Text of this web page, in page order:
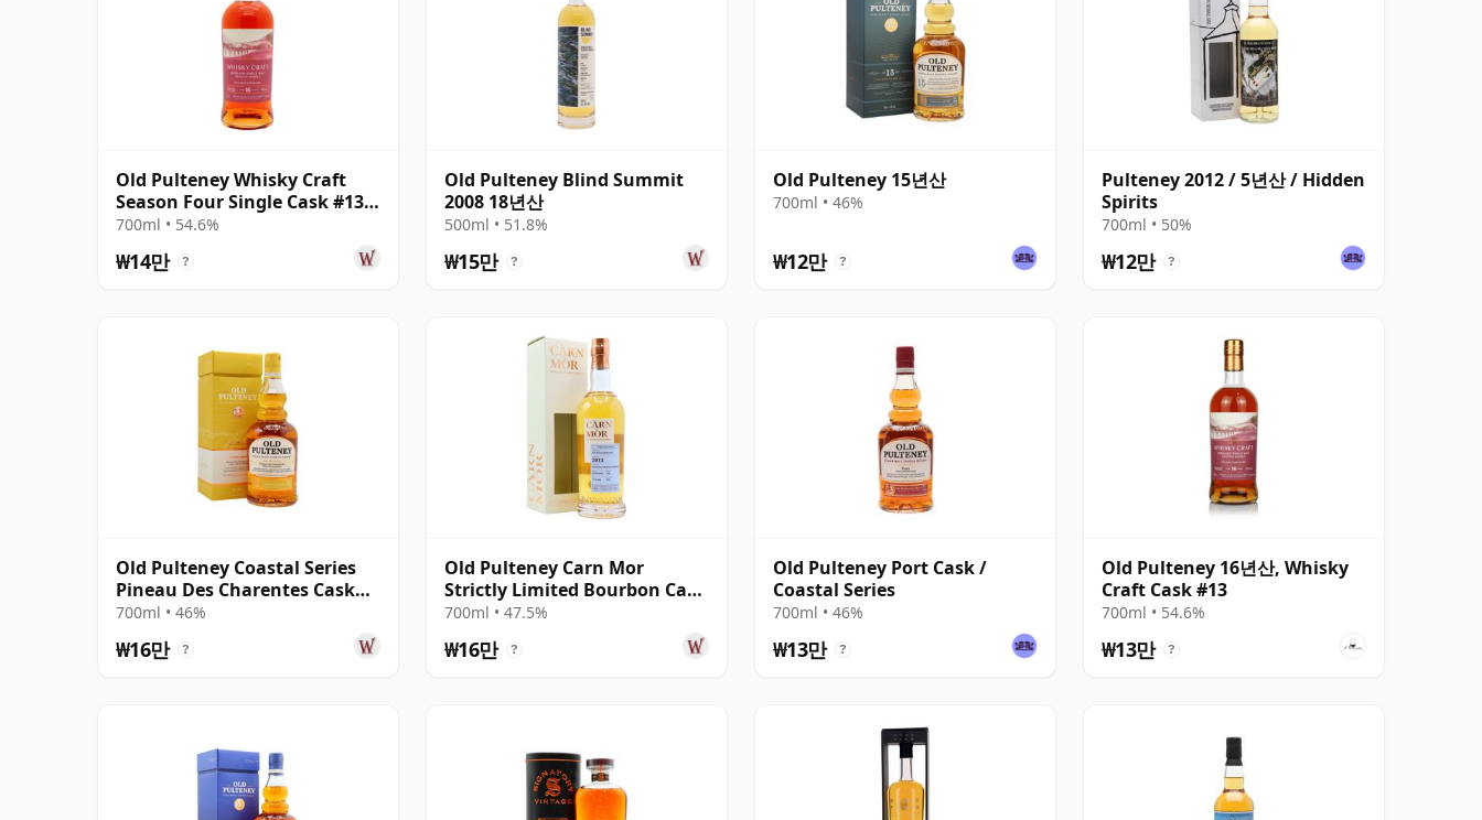
Old Pulteney Whisky Craft
Season Four Single Cask #13
16년산
700ml • 54.6%
₩14만 ?
Old Pulteney Blind Summit
2008 18년산
500ml • 51.8%
₩15만 ?
Old Pulteney 15년산
700ml • 46%
₩12만 ?
Pulteney 2012 / 5년산 / Hidden
Spirits
700ml • 50%
₩12만 ?
Old Pulteney Coastal Series
Pineau Des Charentes Cask
Single Ma
700ml • 46%
₩16만 ?
Old Pulteney Carn Mor
Strictly Limited Bourbon Cask
Finish Sing 2011 11년산
700ml • 47.5%
₩16만 ?
Old Pulteney Port Cask /
Coastal Series
700ml • 46%
₩13만 ?
Old Pulteney 16년산, Whisky
Craft Cask #13
700ml • 54.6%
₩13만 ?